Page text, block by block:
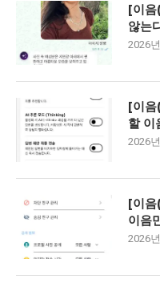
[이
않는
2026
[이
할 이
2026
[이
이음
2026